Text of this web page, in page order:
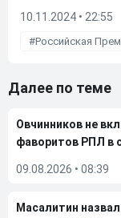
10.11.2024 • 22:55
Российская
Далее по теме
Овчинников не
фаворитов РПЛ в
09.08.2026 • 08:39
Масалитин